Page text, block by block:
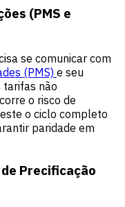
(PMS e
se comunicar com
(PMS) e seu
tarifas não
o risco de
o ciclo completo
paridade em
Precificação